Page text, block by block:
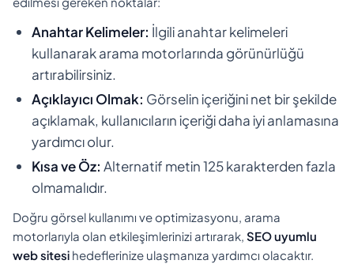
Anahtar Kelimeler: İlgili anahtar kelimeleri
kullanarak arama motorlarında görünürlüğü
artırabilirsiniz.
Açıklayıcı Olmak: Görselin içeriğini net bir şekilde
açıklamak, kullanıcıların içeriği daha iyi anlamasına
yardımcı olur.
Kısa ve Öz: Alternatif metin 125 karakterden fazla
olmamalıdır.
Doğru görsel kullanımı ve optimizasyonu, arama
motorlarıyla olan etkileşimlerinizi artırarak, SEO uyumlu
web sitesi hedeflerinize ulaşmanıza yardımcı olacaktır.